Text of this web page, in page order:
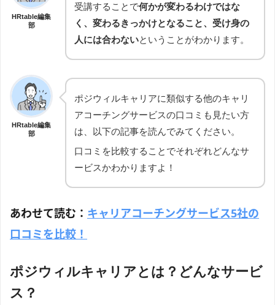
HRtable編集
部
受講することで何かが変わるわけではな
く、変わるきっかけとなること、受け身の
人には合わないということがわかります。
HRtable編集
部
ポジウィルキャリアに類似する他のキャリ
アコーチングサービスの口コミも見たい方
は、以下の記事を読んでみてください。
口コミを比較することでそれぞれどんなサ
ービスかわかりますよ！
あわせて読む： キャリアコーチングサービス5社の
口コミを比較！
ポジウィルキャリアとは？どんなサービ
ス？